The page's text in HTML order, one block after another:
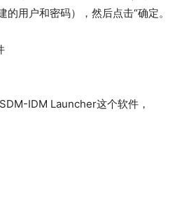
用户和密码），然后点击“确定。
IDM Launcher这个软件，